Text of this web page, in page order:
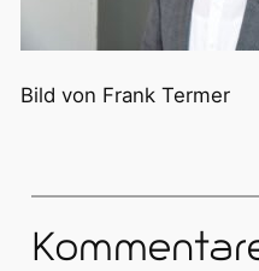
Bild von Frank Termer